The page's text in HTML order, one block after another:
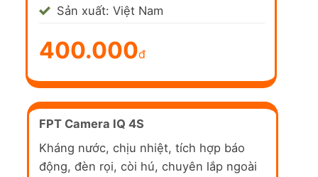
Sản xuất: Việt Nam
400.000đ
FPT Camera IQ 4S
Kháng nước, chịu nhiệt, tích hợp báo
động, đèn rọi, còi hú, chuyên lắp ngoài